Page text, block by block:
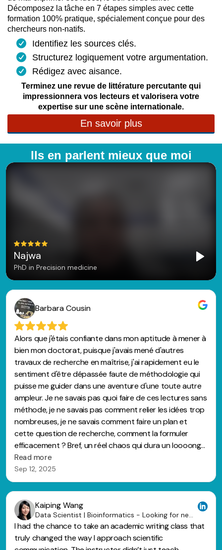
Décomposez la tâche en 7 étapes simples avec cette
formation 100% pratique, spécialement conçue pour des
chercheurs non-natifs.
Identifiez les sources clés.
Structurez logiquement votre argumentation.
Rédigez avec aisance.
Terminez une revue de littérature percutante qui
impressionnera vos lecteurs et valorisera votre
expertise sur une scène internationale.
En savoir plus
Ils en parlent mieux que moi